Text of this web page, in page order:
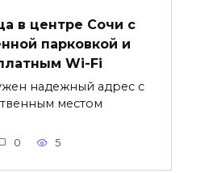
в центре Сочи с
парковкой и
Wi-Fi
надежный адрес с
местом
0 5